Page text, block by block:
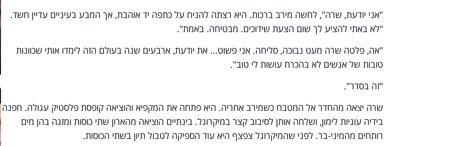
"אני יודעת, שרה", לחשה מירב ברכות. היא רצתה להניח על כתפה יד אוהבת, אך המבע בעיניים עדיין חשד.
"לא באתי להציע לך שום הצעת שידוכים. מבטיחה. באמת".
"אה, פלטה שרה מעט נבוכה, סליחה. אני פשוט... את יודעת, ארבעים שנה בעולם הזה לימדו אותי שכוונות
טובות של אנשים לא בהכרח עושות לי טוב".
"זה בסדר".
שרה יצאה מהחדר אל המטבח כשמירב אחריה. היא פתחה את המקפיא והוציאה קופסת פלסטיק עגולה. חפנה
בידיה עוגיות לימון, ושלחה אותן לסיבוב קצר במיקרוגל. בינתיים הוציאה מהארון שתי כוסות ומזגה בהן מים
רותחים מהמיני-בר. לפני שהמיקרוגל צפצף היא עוד הספיקה לטבול תיון בשתי הכוסות.